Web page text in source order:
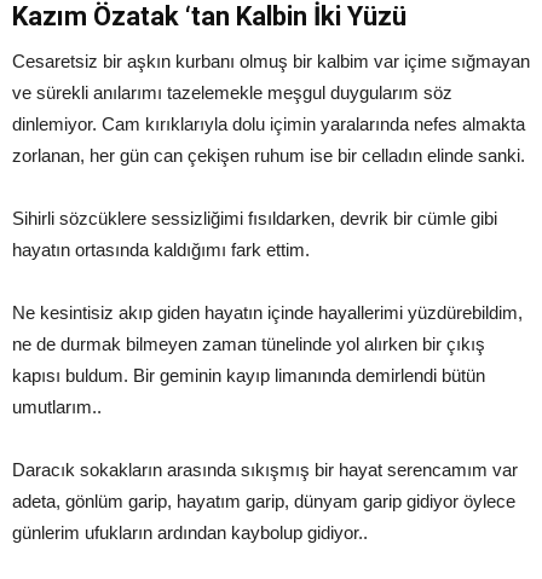
Kazım Özatak ‘tan Kalbin İki Yüzü
Cesaretsiz bir aşkın kurbanı olmuş bir kalbim var içime sığmayan
ve sürekli anılarımı tazelemekle meşgul duygularım söz
dinlemiyor. Cam kırıklarıyla dolu içimin yaralarında nefes almakta
zorlanan, her gün can çekişen ruhum ise bir celladın elinde sanki.
Sihirli sözcüklere sessizliğimi fısıldarken, devrik bir cümle gibi
hayatın ortasında kaldığımı fark ettim.
Ne kesintisiz akıp giden hayatın içinde hayallerimi yüzdürebildim,
ne de durmak bilmeyen zaman tünelinde yol alırken bir çıkış
kapısı buldum. Bir geminin kayıp limanında demirlendi bütün
umutlarım..
Daracık sokakların arasında sıkışmış bir hayat serencamım var
adeta, gönlüm garip, hayatım garip, dünyam garip gidiyor öylece
günlerim ufukların ardından kaybolup gidiyor..